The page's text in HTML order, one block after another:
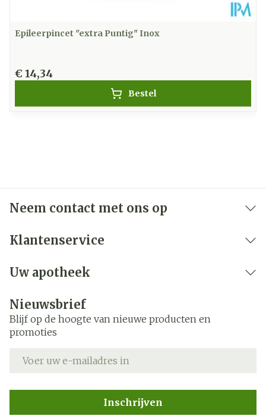
Epileerpincet "extra Puntig" Inox
€ 14,34
Bestel
Neem contact met ons op
Klantenservice
Uw apotheek
Nieuwsbrief
Blijf op de hoogte van nieuwe producten en
promoties
Inschrijven